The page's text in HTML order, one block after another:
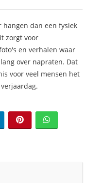
hangen dan een fysiek
zorgt voor
en verhalen waar
over napraten. Dat
voor veel mensen het